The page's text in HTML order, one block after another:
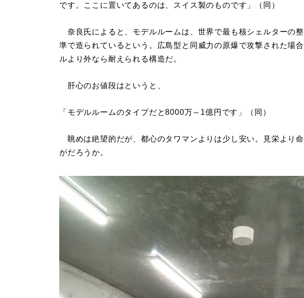
です。ここに置いてあるのは、スイス製のものです」（同）
奈良氏によると、モデルルームは、世界で最も核シェルターの
準で造られているという。広島型と同威力の原爆で攻撃された場
ルより外なら耐えられる構造だ。
肝心のお値段はというと、
「モデルルームのタイプだと8000万～1億円です」（同）
眺めは絶望的だが、都心のタワマンよりは少し安い。見栄より
がだろうか。